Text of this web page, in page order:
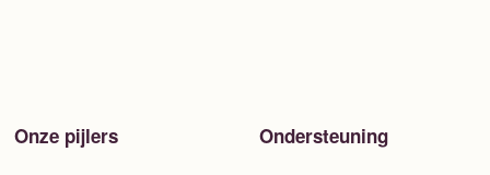
Onze pijlers Ondersteuning